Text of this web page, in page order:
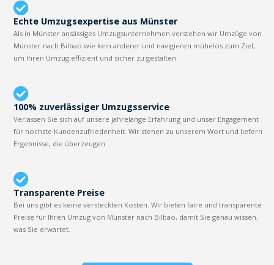
Echte Umzugsexpertise aus Münster
Als in Münster ansässiges Umzugsunternehmen verstehen wir Umzüge von
Münster nach Bilbao wie kein anderer und navigieren mühelos zum Ziel,
um Ihren Umzug effizient und sicher zu gestalten.
100% zuverlässiger Umzugsservice
Verlassen Sie sich auf unsere jahrelange Erfahrung und unser Engagement
für höchste Kundenzufriedenheit. Wir stehen zu unserem Wort und liefern
Ergebnisse, die überzeugen.
Transparente Preise
Bei uns gibt es keine versteckten Kosten. Wir bieten faire und transparente
Preise für Ihren Umzug von Münster nach Bilbao, damit Sie genau wissen,
was Sie erwartet.